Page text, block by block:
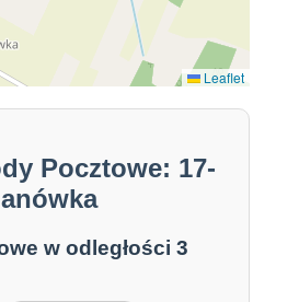
Leaflet
Pocztowe: 17-
w odległości 3